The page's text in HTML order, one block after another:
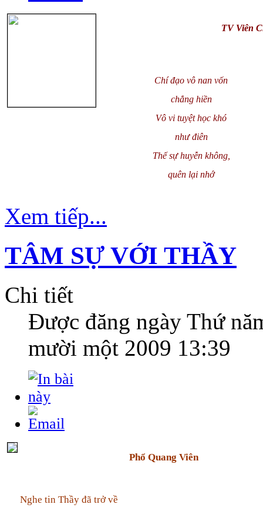
TV Viên
Chí đạo vô nan vốn
chẳng hiền
Vô vi tuyệt học khó
như điên
Thế sự huyễn không,
quên lại nhớ
Xem tiếp...
TÂM SỰ VỚI THẦY
Chi tiết
Được đăng ngày Thứ
mười một 2009 13:39
Phổ Quang Viên
Nghe tin Thầy đã trở về